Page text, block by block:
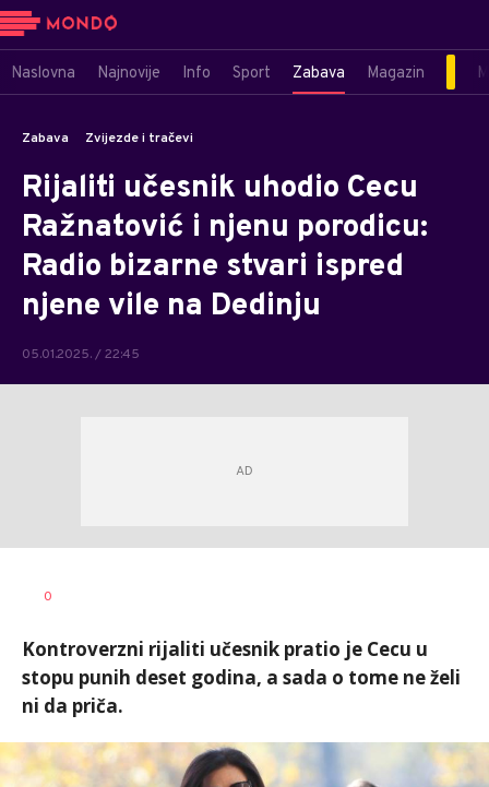
Naslovna Najnovije Info Sport Zabava Magazin
Zabava Zvijezde i tračevi
Rijaliti učesnik uhodio Cecu
Ražnatović i njenu porodicu:
Radio bizarne stvari ispred
njene vile na Dedinju
05.01.2025. / 22:45
0
Kontroverzni rijaliti učesnik pratio je Cecu u
stopu punih deset godina, a sada o tome ne želi
ni da priča.